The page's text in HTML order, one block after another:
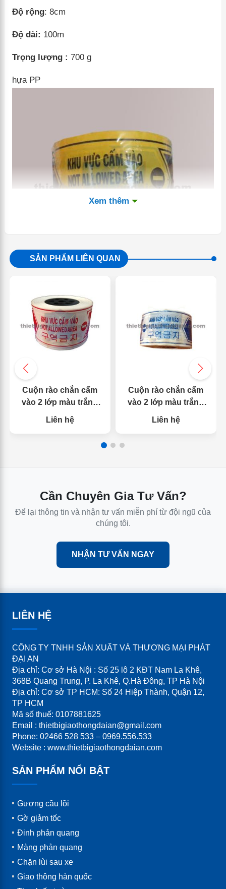
Độ rộng: 8cm
Độ dài: 100m
Trọng lượng : 700 g
hựa PP
Xem thêm
SẢN PHẨM LIÊN QUAN
Cuộn rào chắn cấm
vào 2 lớp màu trắng
đỏ
Liên hệ
Cuộn rào chắn cấm
vào 2 lớp màu trắng
xanh
Liên hệ
Cần Chuyên Gia Tư Vấn?
Để lại thông tin và nhận tư vấn miễn phí từ đội ngũ của
chúng tôi.
NHẬN TƯ VẤN NGAY
LIÊN HỆ
CÔNG TY TNHH SẢN XUẤT VÀ THƯƠNG MẠI PHÁT
ĐẠI AN
Địa chỉ: Cơ sở Hà Nội : Số 25 lô 2 KĐT Nam La Khê,
368B Quang Trung, P. La Khê, Q.Hà Đông, TP Hà Nội
Địa chỉ: Cơ sở TP HCM: Số 24 Hiệp Thành, Quận 12,
TP HCM
Mã số thuế: 0107881625
Email : thietbigiaothongdaian@gmail.com
Phone: 02466 528 533 – 0969.556.533
Website : www.thietbigiaothongdaian.com
SẢN PHẨM NỔI BẬT
Gương cầu lồi
Gờ giảm tốc
Đinh phản quang
Màng phản quang
Chặn lùi sau xe
Giao thông hàn quốc